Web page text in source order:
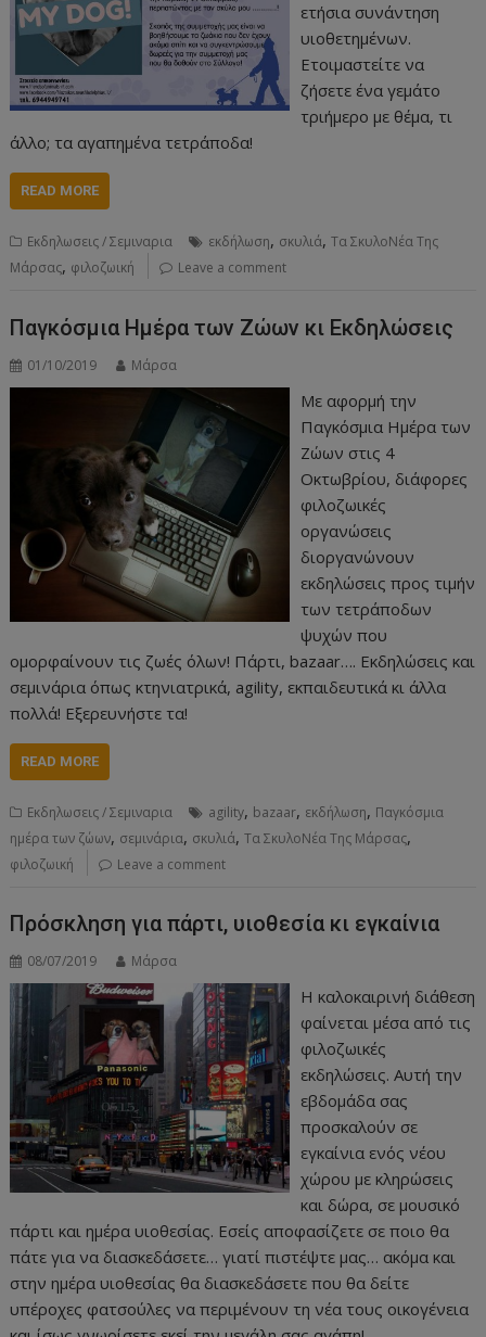
ετήσια συνάντηση
υιοθετημένων.
Ετοιμαστείτε να
ζήσετε ένα γεμάτο
τριήμερο με θέμα, τι
άλλο; τα αγαπημένα τετράποδα!
READ MORE
Εκδηλωσεις / Σεμιναρια εκδήλωση, σκυλιά,Τα ΣκυλοΝέα Της
Μάρσας, φιλοζωική Leave a comment
Παγκόσμια Ημέρα των Ζώων κι Εκδηλώσεις
01/10/2019 Μάρσα
Με αφορμή την
Παγκόσμια Ημέρα των
Ζώων στις 4
Οκτωβρίου, διάφορες
φιλοζωικές
οργανώσεις
διοργανώνουν
εκδηλώσεις προς τιμήν
των τετράποδων
ψυχών που
ομορφαίνουν τις ζωές όλων! Πάρτι, bazaar…. Εκδηλώσεις και
σεμινάρια όπως κτηνιατρικά, agility, εκπαιδευτικά κι άλλα
πολλά! Εξερευνήστε τα!
READ MORE
Εκδηλωσεις / Σεμιναρια agility, bazaar, εκδήλωση, Παγκόσμια
ημέρα των ζώων, σεμινάρια, σκυλιά,Τα ΣκυλοΝέα Της Μάρσας,
φιλοζωική Leave a comment
Πρόσκληση για πάρτι, υιοθεσία κι εγκαίνια
08/07/2019 Μάρσα
Η καλοκαιρινή διάθεση
φαίνεται μέσα από τις
φιλοζωικές
εκδηλώσεις. Αυτή την
εβδομάδα σας
προσκαλούν σε
εγκαίνια ενός νέου
χώρου με κληρώσεις
και δώρα, σε μουσικό
πάρτι και ημέρα υιοθεσίας. Εσείς αποφασίζετε σε ποιο θα
πάτε για να διασκεδάσετε… γιατί πιστέψτε μας… ακόμα και
στην ημέρα υιοθεσίας θα διασκεδάσετε που θα δείτε
υπέροχες φατσούλες να περιμένουν τη νέα τους οικογένεια